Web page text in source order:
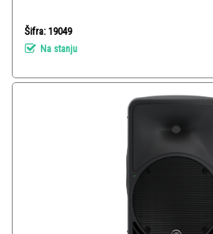
Šifra: 19049
Na stanju